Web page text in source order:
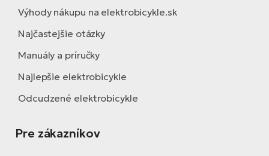
Výhody nákupu na elektrobicykle.sk
Najčastejšie otázky
Manuály a príručky
Najlepšie elektrobicykle
Odcudzené elektrobicykle
Pre zákazníkov